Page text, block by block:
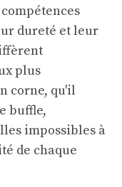
dureté et leur
plus
corne, qu'il
buffle,
impossibles à
de chaque